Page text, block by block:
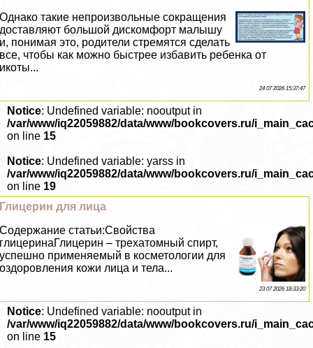
Однако такие непроизвольные сокращения
доставляют большой дискомфорт малышу
и, понимая это, родители стремятся сделать
все, чтобы как можно быстрее избавить ребенка от
икоты...
24 07 2026 15:37:47
Notice: Undefined variable: nooutput in
/var/www/iq22059882/data/www/bookcovers.ru/
on line 15
Notice: Undefined variable: yarss in
/var/www/iq22059882/data/www/bookcovers.ru/
on line 19
Глицерин для лица
Содержание статьи:Свойства
глицеринаГлицерин – трехатомный спирт,
успешно применяемый в косметологии для
оздоровления кожи лица и тела...
23 07 2026 18:33:20
Notice: Undefined variable: nooutput in
/var/www/iq22059882/data/www/bookcovers.ru/
on line 15